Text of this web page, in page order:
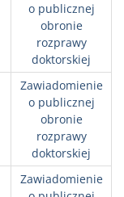
o publicznej
obronie
rozprawy
doktorskiej
Zawiadomienie
o publicznej
obronie
rozprawy
doktorskiej
Zawiadomienie